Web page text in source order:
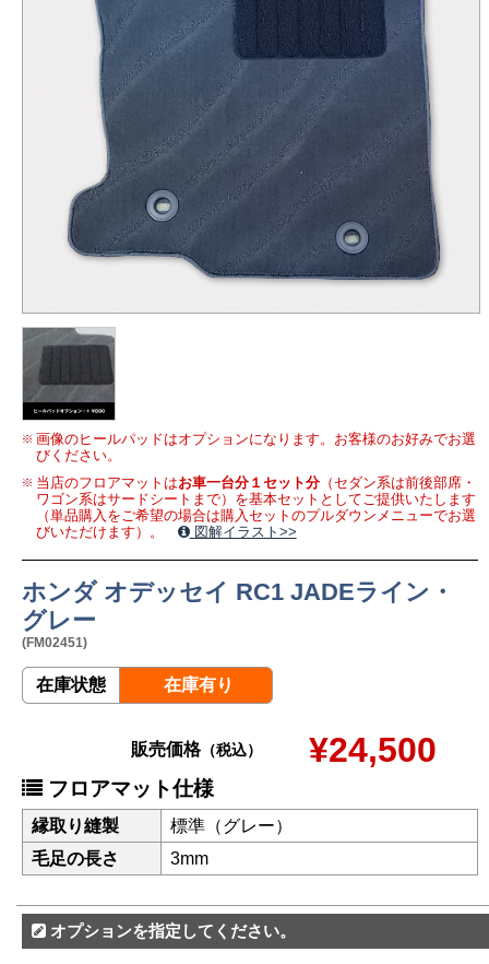
画像のヒールパッドはオプションになります。お客様のお好みでお選
びください。
当店のフロアマットはお車一台分１セット分（セダン系は前後部席・
ワゴン系はサードシートまで）を基本セットとしてご提供いたします
（単品購入をご希望の場合は購入セットのプルダウンメニューでお選
びいただけます）。
図解イラスト>>
ホンダ オデッセイ RC1 JADEライン・
グレー
(FM02451)
在庫状態 在庫有り
販売価格（税込） ¥24,500
フロアマット仕様
縁取り縫製
標準（グレー）
毛足の長さ
3mm
オプションを指定してください。